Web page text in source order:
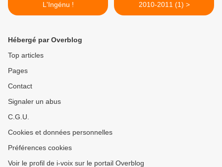
L'Ingénu !
2010-2011 (1) >
Hébergé par Overblog
Top articles
Pages
Contact
Signaler un abus
C.G.U.
Cookies et données personnelles
Préférences cookies
Voir le profil de i-voix sur le portail Overblog